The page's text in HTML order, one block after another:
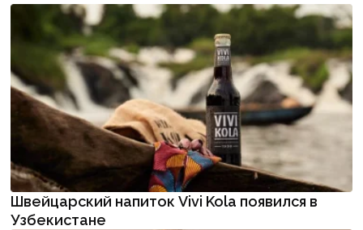
Швейцарский напиток Vivi Kola появился в
Узбекистане